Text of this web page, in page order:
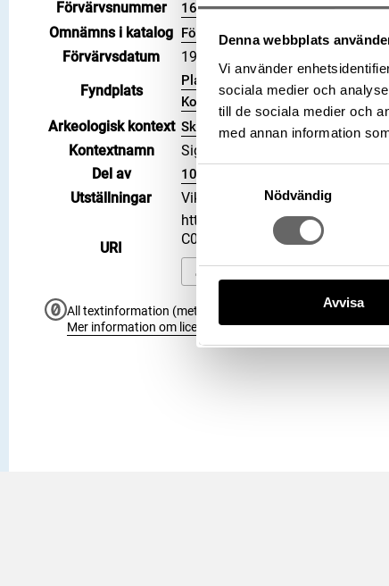
Denna webbplats
Vi använder
sociala medier och
till de sociala medier och
med annan information
Nödvändig
Avvisa
Förvärvsnummer
16200
Omnämns i katalog Förvärv: 16200 på Catview
Förvärvsdatum
1919
Fyndplats
Plats: Sigsarve, Fornlämning:
Kommun: Gotland kommun,
Arkeologisk kontext Skattfynd
Kontextnamn
Sigsarveskatten
Del av
106700_HST
Utställningar Vikingarnas värld (start 2021-
URI
https://samlingar.shm.se/object/
C012923DF1EE
Kopiera URI
All textinformation (metadata) på denna sida är fri att
Mer information om licenser hos Statens historiska